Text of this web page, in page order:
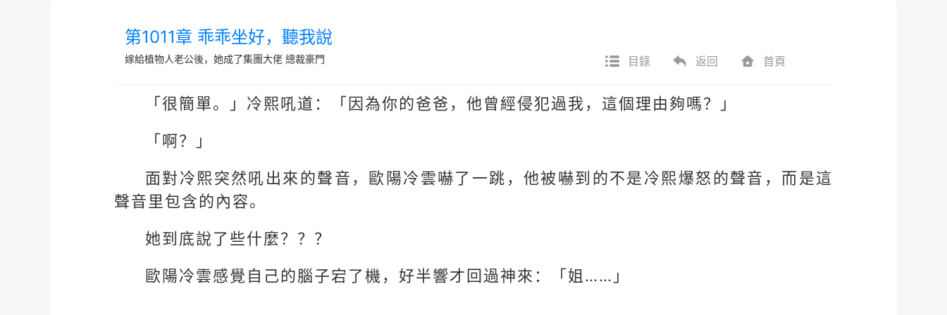
第1011章 乖乖坐好，聽我說
嫁給植物人老公後，她成了集團大佬 總裁豪門 目錄 返回 首頁
「很簡單。」冷熙吼道：「因為你的爸爸，他曾經侵犯過我，這個理由夠嗎？」
「啊？」
面對冷熙突然吼出來的聲音，歐陽冷雲嚇了一跳，他被嚇到的不是冷熙爆怒的聲音，而是這
聲音里包含的內容。
她到底說了些什麼？？？
歐陽冷雲感覺自己的腦子宕了機，好半響才回過神來：「姐……」